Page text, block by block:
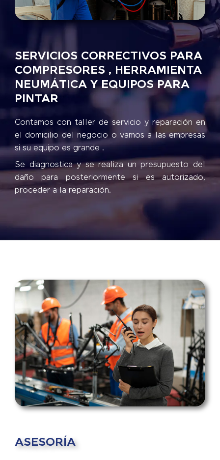
SERVICIOS CORRECTIVOS PARA
COMPRESORES , HERRAMIENTA
NEUMÁTICA Y EQUIPOS PARA
PINTAR
Contamos con taller de servicio y reparación en
el domicilio del negocio o vamos a las empresas
si su equipo es grande .
Se diagnostica y se realiza un presupuesto del
daño para posteriormente si es autorizado,
proceder a la reparación.
ASESORÍA